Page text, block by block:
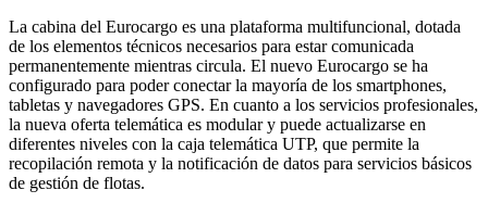
La cabina del Eurocargo es una plataforma multifuncional, dotada
de los elementos técnicos necesarios para estar comunicada
permanentemente mientras circula. El nuevo Eurocargo se ha
configurado para poder conectar la mayoría de los smartphones,
tabletas y navegadores GPS. En cuanto a los servicios profesionales,
la nueva oferta telemática es modular y puede actualizarse en
diferentes niveles con la caja telemática UTP, que permite la
recopilación remota y la notificación de datos para servicios básicos
de gestión de flotas.